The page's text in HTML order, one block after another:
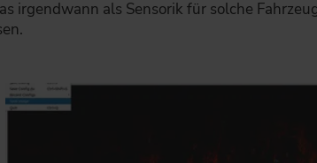
irgendwann als Sensorik für solche